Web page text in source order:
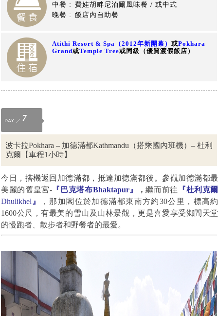
中餐 :
費娃胡畔尼泊爾風味餐 / 或中式
晚餐 : 飯店內自助餐
Atithi Resort & Spa （2012年新開幕） 或Pokhara
Grand或Temple Tree或同級 （優質渡假飯店）
7
波卡拉Pokhara – 加德滿都Kathmandu（搭乘國內班機）– 杜利
克爾【車程1小時】
今日，搭機返回加德滿都，抵達加德滿都後。參觀加德滿都最
美麗的舊皇宮-『巴克塔布Bhaktapur』 ，繼而前往
『杜利克爾
Dhulikhel 』 ，那加閣位於加德滿都東南方約30公里 ，標高約
1600公尺
，有最美的雪山及山林景觀，更是喜愛享受鄉間天堂
的慢跑者、散步者和野餐者的最愛。